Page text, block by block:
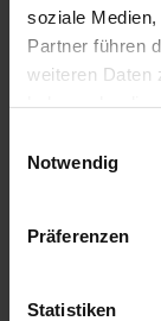
soziale
Partner führen
weiteren Daten
Notwendig
Präferenzen
Statistiken
Rollladen-